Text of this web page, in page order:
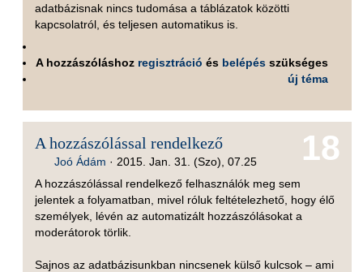
adatbázisnak nincs tudomása a táblázatok közötti
kapcsolatról, és teljesen automatikus is.
A hozzászóláshoz regisztráció és belépés szükséges
új téma
18
A hozzászólással rendelkező
Joó Ádám · 2015. Jan. 31. (Szo), 07.25
A hozzászólással rendelkező felhasználók meg sem
jelentek a folyamatban, mivel róluk feltételezhető, hogy élő
személyek, lévén az automatizált hozzászólásokat a
moderátorok törlik.
Sajnos az adatbázisunkban nincsenek külső kulcsok – ami